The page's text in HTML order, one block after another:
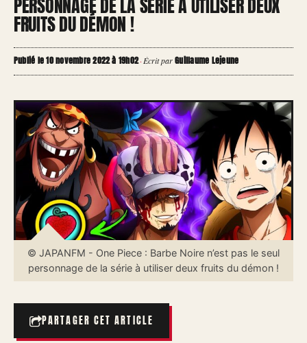
PERSONNAGE DE LA SÉRIE À UTILISER DEUX
FRUITS DU DÉMON !
Publié le 10 novembre 2022 à 19h02·Écrit parGuillaume Lejeune
© JAPANFM - One Piece : Barbe Noire n’est pas le seul
personnage de la série à utiliser deux fruits du démon !
PARTAGER CET ARTICLE